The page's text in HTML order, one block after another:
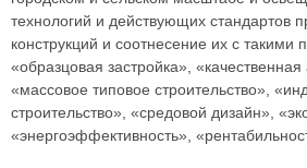
технологий и действующих стандартов
конструкций и соотнесение их с такими
«образцовая застройка», «качественная
«массовое типовое строительство»,
строительство», «средовой дизайн»,
«энергоэффективность»,